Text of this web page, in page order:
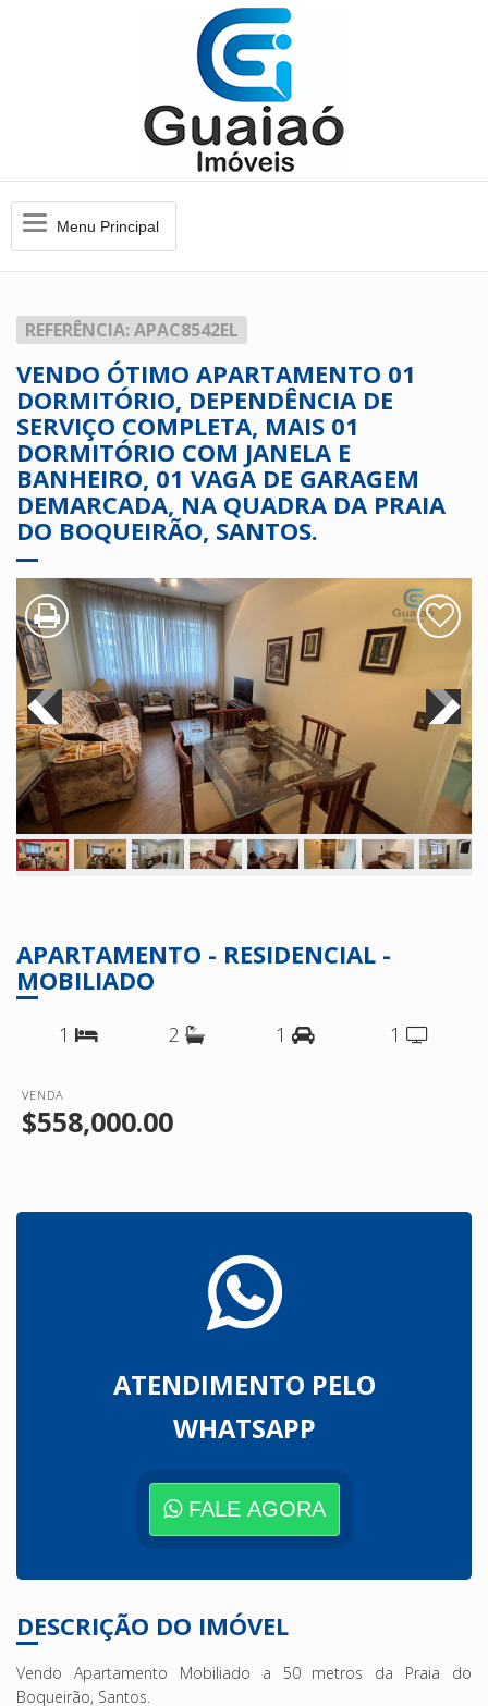
MenuMenu Principal
REFERÊNCIA: APAC8542EL
VENDO ÓTIMO APARTAMENTO 01
DORMITÓRIO, DEPENDÊNCIA DE
SERVIÇO COMPLETA, MAIS 01
DORMITÓRIO COM JANELA E
BANHEIRO, 01 VAGA DE GARAGEM
DEMARCADA, NA QUADRA DA PRAIA
DO BOQUEIRÃO, SANTOS.
APARTAMENTO - RESIDENCIAL -
MOBILIADO
1 2 1 1
VENDA
$558,000.00
ATENDIMENTO PELO
WHATSAPP
FALE AGORA
DESCRIÇÃO DO IMÓVEL
Vendo Apartamento Mobiliado a 50 metros da Praia do
Boqueirão, Santos.